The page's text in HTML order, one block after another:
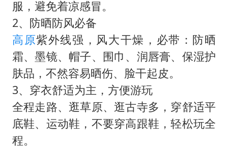
服，避免着凉感冒。
2、防晒防风必备
高原紫外线强，风大干燥，必带：防晒
霜、墨镜、帽子、围巾、润唇膏、保湿护
肤品，不然容易晒伤、脸干起皮。
3、穿衣舒适为主，方便游玩
全程走路、逛草原、逛古寺多，穿舒适平
底鞋、运动鞋，不要穿高跟鞋，轻松玩全
程。